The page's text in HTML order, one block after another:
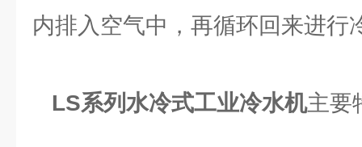
内排入空气中，再循环回来进行
LS系列水冷式工业冷水机主要